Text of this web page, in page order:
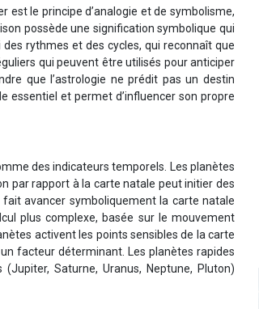
est le principe d’analogie et de symbolisme,
possède une signification symbolique qui
rythmes et des cycles, qui reconnaît que
qui peuvent être utilisés pour anticiper
que l’astrologie ne prédit pas un destin
essentiel et permet d’influencer son propre
des indicateurs temporels. Les planètes
par rapport à la carte natale peut initier des
avancer symboliquement la carte natale
plus complexe, basée sur le mouvement
activent les points sensibles de la carte
facteur déterminant. Les planètes rapides
Saturne, Uranus, Neptune, Pluton)